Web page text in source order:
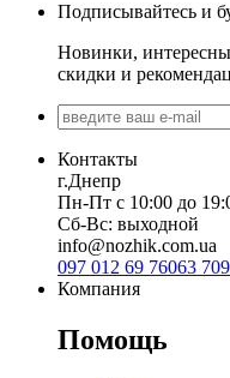
Подписывайтесь и
Новинки,
скидки и
Контакты
г.Днепр
Пн-Пт с 10:00 до
Сб-Вс: выходной
info@nozhik.com.ua
097 012 69 76063
Компания
Помощь